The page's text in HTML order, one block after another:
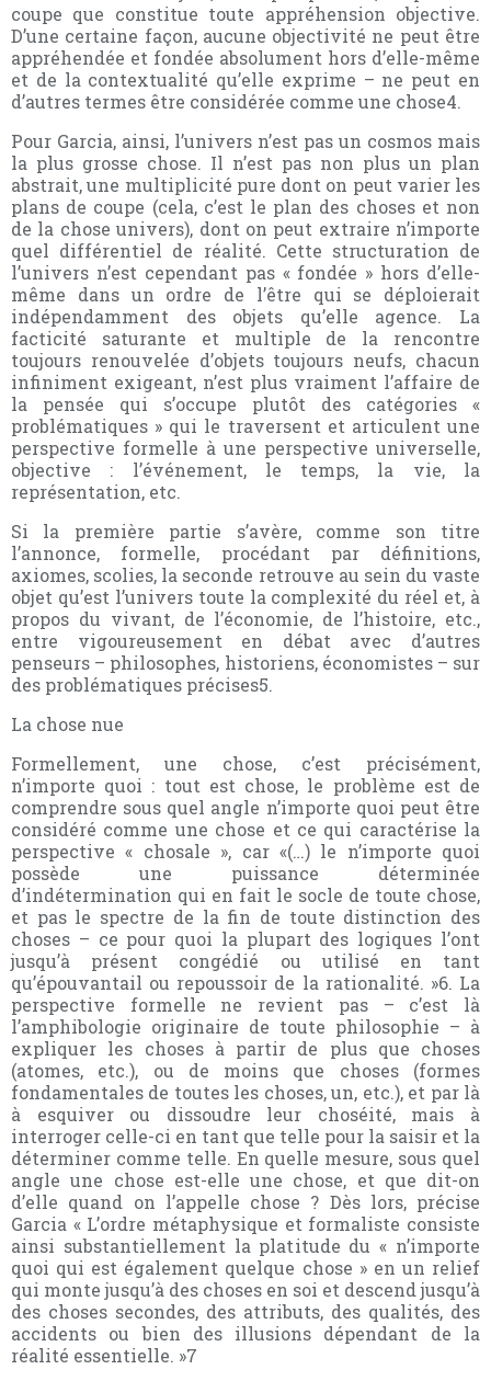
coupe que constitue toute appréhension objective.
D’une certaine façon, aucune objectivité ne peut être
appréhendée et fondée absolument hors d’elle-même
et de la contextualité qu’elle exprime – ne peut en
d’autres termes être considérée comme une chose4.
Pour Garcia, ainsi, l’univers n’est pas un cosmos mais
la plus grosse chose. Il n’est pas non plus un plan
abstrait, une multiplicité pure dont on peut varier les
plans de coupe (cela, c’est le plan des choses et non
de la chose univers), dont on peut extraire n’importe
quel différentiel de réalité. Cette structuration de
l’univers n’est cependant pas « fondée » hors d’elle-
même dans un ordre de l’être qui se déploierait
indépendamment des objets qu’elle agence. La
facticité saturante et multiple de la rencontre
toujours renouvelée d’objets toujours neufs, chacun
infiniment exigeant, n’est plus vraiment l’affaire de
la pensée qui s’occupe plutôt des catégories «
problématiques » qui le traversent et articulent une
perspective formelle à une perspective universelle,
objective : l’événement, le temps, la vie, la
représentation, etc.
Si la première partie s’avère, comme son titre
l’annonce, formelle, procédant par définitions,
axiomes, scolies, la seconde retrouve au sein du vaste
objet qu’est l’univers toute la complexité du réel et, à
propos du vivant, de l’économie, de l’histoire, etc.,
entre vigoureusement en débat avec d’autres
penseurs – philosophes, historiens, économistes – sur
des problématiques précises5.
La chose nue
Formellement, une chose, c’est précisément,
n’importe quoi : tout est chose, le problème est de
comprendre sous quel angle n’importe quoi peut être
considéré comme une chose et ce qui caractérise la
perspective « chosale », car «(…) le n’importe quoi
possède une puissance déterminée
d’indétermination qui en fait le socle de toute chose,
et pas le spectre de la fin de toute distinction des
choses – ce pour quoi la plupart des logiques l’ont
jusqu’à présent congédié ou utilisé en tant
qu’épouvantail ou repoussoir de la rationalité. »6. La
perspective formelle ne revient pas – c’est là
l’amphibologie originaire de toute philosophie – à
expliquer les choses à partir de plus que choses
(atomes, etc.), ou de moins que choses (formes
fondamentales de toutes les choses, un, etc.), et par là
à esquiver ou dissoudre leur choséité, mais à
interroger celle-ci en tant que telle pour la saisir et la
déterminer comme telle. En quelle mesure, sous quel
angle une chose est-elle une chose, et que dit-on
d’elle quand on l’appelle chose ? Dès lors, précise
Garcia « L’ordre métaphysique et formaliste consiste
ainsi substantiellement la platitude du « n’importe
quoi qui est également quelque chose » en un relief
qui monte jusqu’à des choses en soi et descend jusqu’à
des choses secondes, des attributs, des qualités, des
accidents ou bien des illusions dépendant de la
réalité essentielle. »7